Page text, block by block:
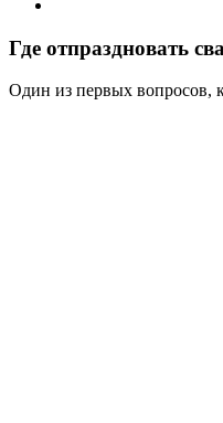
Где отпраздновать
Один из первых вопросов,